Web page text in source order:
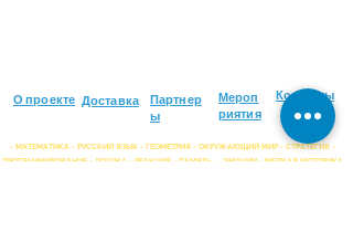
О проекте Доставка
Партнер
ы
Мероп
риятия
Контакты
- МАТЕМАТИКА - РУССКИЙ ЯЗЫК - ГЕОМЕТРИЯ - ОКРУЖАЮЩИЙ МИР - СТРАТЕГИЯ -
ПРОГРАММИРОВАНИЕ - ЛОГИКА - РЕАКЦИЯ - ПАМЯТЬ -
ЭМОЦИИ - МЕЛКАЯ МОТОРИКА